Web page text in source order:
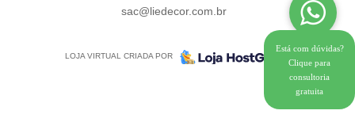
sac@liedecor.com.br
LOJA VIRTUAL CRIADA POR
Está com dúvidas?
Clique para
consultoria
gratuita